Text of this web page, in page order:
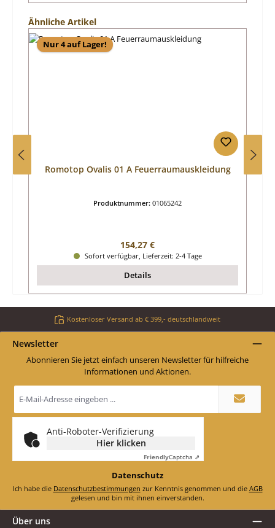
Produktgalerie überspringen
Ähnliche Artikel
Nur 4 auf Lager!
Romotop Ovalis 01 A Feuerraumauskleidung
Produktnummer: 01065242
Regulärer Preis:
154,27 €
Sofort verfügbar, Lieferzeit: 2-4 Tage
Details
Kostenloser Versand ab € 399,- deutschlandweit
Newsletter
Abonnieren Sie jetzt einfach unseren Newsletter für hilfreiche
Informationen und Aktionen.
E-
Mail-
*
Anti-Roboter-Verifizierung
Hier klicken
FriendlyCaptcha ⇗
Datenschutz
Ich habe die Datenschutzbestimmungen zur Kenntnis genommen und die AGB
gelesen und bin mit ihnen einverstanden.
Über uns